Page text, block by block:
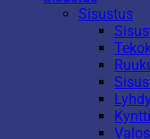
Sisustus